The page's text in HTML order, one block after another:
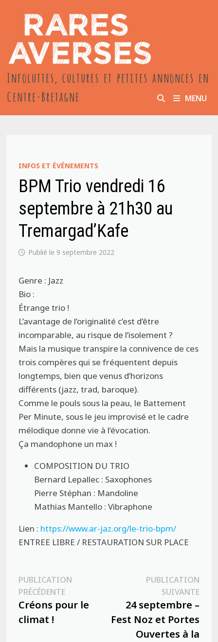
contenu
Infoluttes, cultures et petites annonces en
Centre-Bretagne
MENU
INFOS ET ÉVÉNEMENTS
BPM Trio vendredi 16
septembre à 21h30 au
Tremargad’Kafe
9 septembre 2022
Genre : Jazz
Bio :
Étrange trio !
L’avantage de l’originalité c’est d’être
incomparable, au risque de l’isolement ?
Mais la musique transpire la connivence de ces
trois compères qui se fréquentent depuis
longtemps, bien que venus d’horizons
différents (jazz, trad, baroque).
Comme le pouls sous la peau, le Battement
Per Minute, sous le jeu improvisé et le cadre
mélodique donne vie à l’évocation.
Ça mandophone un max !
COMPOSITION DU TRIO
Bernard Lepallec : Saxophones
Pierre Stéphan : Mandoline
Mathias Mantello : Vibraphone
Lien : https://www.ar-jaz.org/le-trio-bpm/
ENTREE LIBRE / RESTAURATION SUR PLACE
Navigation
de
l’article
PUBLICATION
PRÉCÉDENTEPublication
précédente :
Créons pour le
climat !
PUBLICATION
SUIVANTE
24 septembre –
Fest Noz et Portes
Ouvertes à la